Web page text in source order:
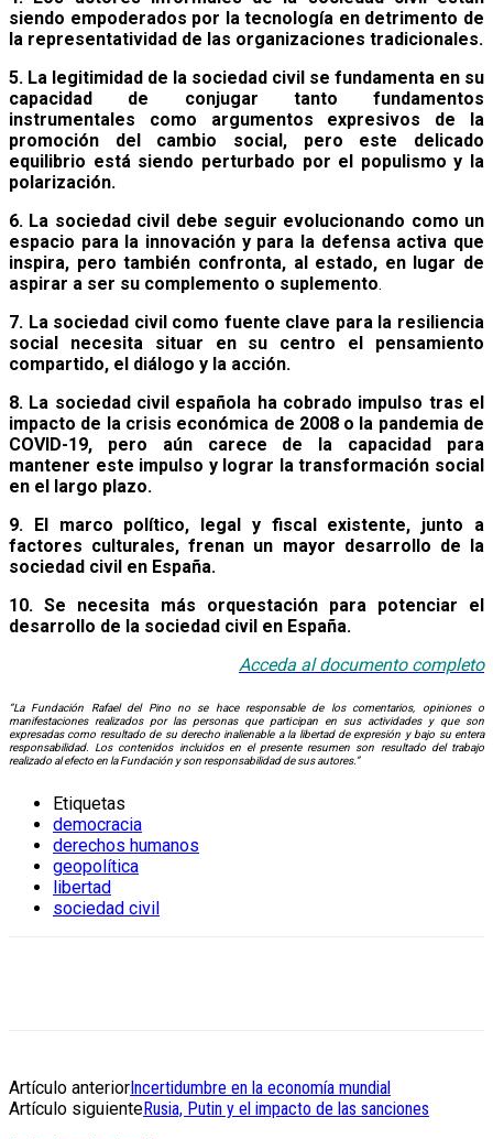
siendo empoderados por la tecnología en detrimento de
la representatividad de las organizaciones tradicionales.
5. La legitimidad de la sociedad civil se fundamenta en su
capacidad de conjugar tanto fundamentos
instrumentales como argumentos expresivos de la
promoción del cambio social, pero este delicado
equilibrio está siendo perturbado por el populismo y la
polarización.
6. La sociedad civil debe seguir evolucionando como un
espacio para la innovación y para la defensa activa que
inspira, pero también confronta, al estado, en lugar de
aspirar a ser su complemento o suplemento.
7. La sociedad civil como fuente clave para la resiliencia
social necesita situar en su centro el pensamiento
compartido, el diálogo y la acción.
8. La sociedad civil española ha cobrado impulso tras el
impacto de la crisis económica de 2008 o la pandemia de
COVID-19, pero aún carece de la capacidad para
mantener este impulso y lograr la transformación social
en el largo plazo.
9. El marco político, legal y fiscal existente, junto a
factores culturales, frenan un mayor desarrollo de la
sociedad civil en España.
10. Se necesita más orquestación para potenciar el
desarrollo de la sociedad civil en España.
Acceda al documento completo
“La Fundación Rafael del Pino no se hace responsable de los comentarios, opiniones o
manifestaciones realizados por las personas que participan en sus actividades y que son
expresadas como resultado de su derecho inalienable a la libertad de expresión y bajo su entera
responsabilidad. Los contenidos incluidos en el presente resumen son resultado del trabajo
realizado al efecto en la Fundación y son responsabilidad de sus autores.”
Etiquetas
democracia
derechos humanos
geopolítica
libertad
sociedad civil
Artículo anteriorIncertidumbre en la economía mundial
Artículo siguienteRusia, Putin y el impacto de las sanciones